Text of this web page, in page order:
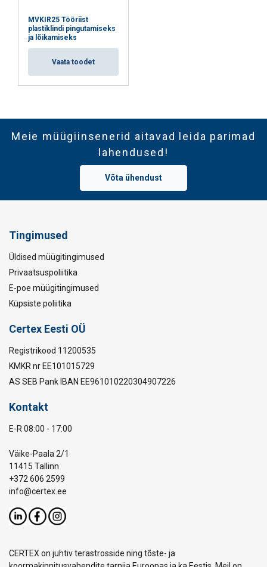
MVKIR25 Tööriist
plastiklindi pingutamiseks
ja lõikamiseks
Vaata toodet
Meie müügiinsenerid aitavad leida parimad
lahendused!
Võta ühendust
Tingimused
Üldised müügitingimused
Privaatsuspoliitika
E-poe müügitingimused
Küpsiste poliitika
Certex Eesti OÜ
Registrikood 11200535
KMKR nr EE101015729
AS SEB Pank IBAN EE961010220304907226
Kontakt
E-R 08:00 - 17:00
Väike-Paala 2/1
11415 Tallinn
+372 606 2599
info@certex.ee
CERTEX on juhtiv terastrosside ning tõste- ja